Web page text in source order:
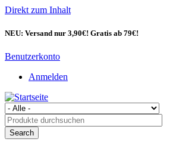
Direkt zum Inhalt
NEU: Versand nur 3,90€! Gratis ab 79€!
Benutzerkonto
Anmelden